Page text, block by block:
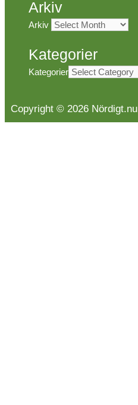
Arkiv
Arkiv
Kategorier
Kategorier
Copyright © 2026 Nördigt.nu